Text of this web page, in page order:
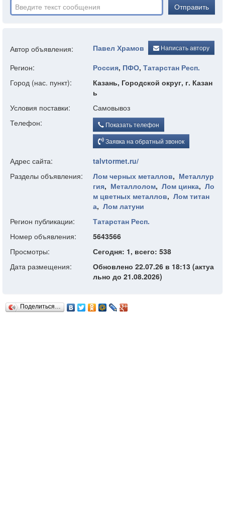
Отправить
Автор объявления: Павел Храмов Написать автору
Регион: Россия, ПФО, Татарстан Респ.
Город (нас. пункт):
Казань, Городской округ, г. Казан
ь
Условия поставки:
Самовывоз
Телефон:
Показать телефон
Заявка на обратный звонок
Адрес сайта:
talvtormet.ru/
Разделы объявления:
Лом черных металлов, Металлур
гия, Металлолом, Лом цинка, Ло
м цветных металлов, Лом титан
а, Лом латуни
Регион публикации:
Татарстан Респ.
Номер объявления:
5643566
Просмотры:
Сегодня: 1, всего: 538
Дата размещения:
Обновлено 22.07.26 в 18:13 (актуа
льно до 21.08.2026)
Поделиться…